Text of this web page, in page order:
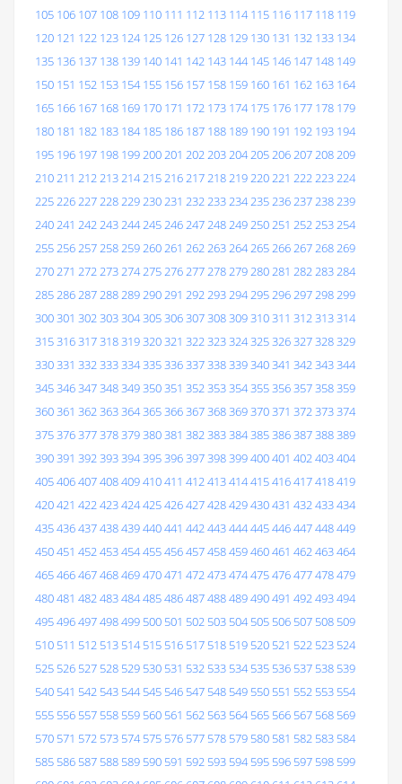
105 106 107 108 109 110 111 112 113 114 115 116 117 118 119
120 121 122 123 124 125 126 127 128 129 130 131 132 133 134
135 136 137 138 139 140 141 142 143 144 145 146 147 148 149
150 151 152 153 154 155 156 157 158 159 160 161 162 163 164
165 166 167 168 169 170 171 172 173 174 175 176 177 178 179
180 181 182 183 184 185 186 187 188 189 190 191 192 193 194
195 196 197 198 199200201 202203204205206207208209
210211 212213214215216217218219220221 222223224
225226227228229230231 232233234235236237238239
240241 242243244245246247248249250251 252253254
255256257258259260261 262263264265266267268269
270271 272273274275276277278279280281 282283284
285286287288289290291 292293294295296297298299
300301 302303304305306307308309310311 312313314
315316317318319320321 322323324325326327328329
330331 332333334335336337338339340341 342343344
345346347348349350351 352353354355356357358359
360361 362363364365366367368369370371 372373374
375376377378379380381 382383384385386387388389
390391 392393394395396397398399400401 402403404
405406407408409410411 412413414415416417418419
420421 422423424425426427428429430431 432433434
435436437438439440441 442443444445446447448449
450451 452453454455456457458459460461 462463464
465466467468469470471 472473474475476477478479
480481 482483484485486487488489490491 492493494
495496497498499 500 501 502 503 504 505 506 507 508 509
510 511 512 513 514 515 516 517 518 519 520 521 522 523 524
525 526 527 528 529 530 531 532 533 534 535 536 537 538 539
540 541 542 543 544 545 546 547 548 549 550 551 552 553 554
555 556 557 558 559 560 561 562 563 564 565 566 567 568 569
570 571 572 573 574 575 576 577 578 579 580 581 582 583 584
585 586 587 588 589 590 591 592 593 594 595 596 597 598 599